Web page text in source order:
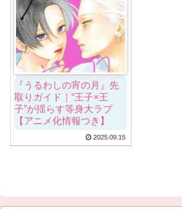
『うるわしの宵の月』先
取りガイド｜“王子×王
子”が揺らす等身大ラブ
【アニメ化情報つき】
2025.09.15